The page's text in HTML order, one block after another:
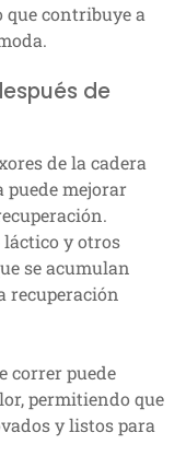
contribuye a
de
de la cadera
mejorar
y otros
se acumulan
recuperación
correr puede
permitiendo que
y listos para